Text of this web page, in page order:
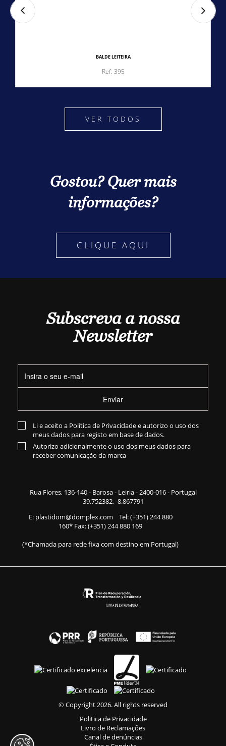
BALDE LEITEIRA
Ref: 395
VER TODOS
Gostou? Quer mais
informações?
CLIQUE AQUI
Subscreva a nossa
Newsletter
Enviar
Li e aceito a Política de Privacidadee autorizo o uso dos
meus dados para registo em base de dados.
Autorizo adicionalmente o uso dos meus dados para
receber comunicação da marca
Rua Flores, 136-140- Barosa - Leiria - 2400-016 - Portugal
39.752382, -8.867791
E: plastidom@domplex.com Tel:(+351) 244 880
160* Fax: (+351) 244 880 169
(*Chamada para rede fixa com destino em Portugal)
© Copyright 2026. All rights reserved
Politica de Privacidade
Livro de Reclamações
Canal de denúncias